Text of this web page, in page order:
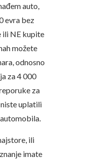
auto,
evra bez
ili NE kupite
možete
odnosno
za 4 000
za
uplatili
ili
imate